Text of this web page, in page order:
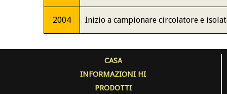
2004 Inizio a campionare circolatore e
CASA
INFORMAZIONI HI
PRODOTTI